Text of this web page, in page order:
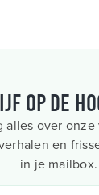
op de
alles over onze
en
in je mailbox.